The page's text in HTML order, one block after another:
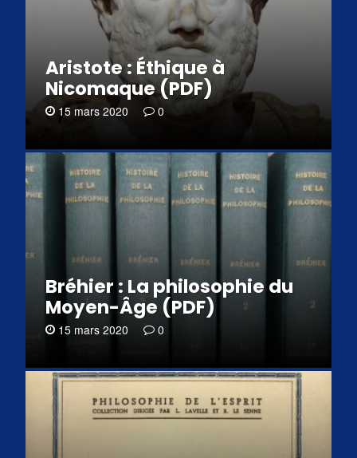
Aristote : Éthique à
Nicomaque (PDF)
15 mars 2020 0
Bréhier : La philosophie du
Moyen-Âge (PDF)
15 mars 2020 0